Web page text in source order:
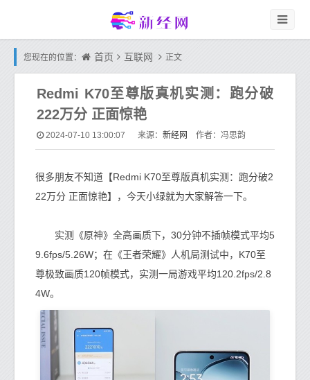
您现在的位置： 首页 互联网 正文
Redmi K70至尊版真机实测：跑分破
222万分 正面惊艳
2024-07-10 13:00:07 来源： 新经网 作者：冯思韵
很多朋友不知道【Redmi K70至尊版真机实测：跑分破2
22万分 正面惊艳】，今天小绿就为大家解答一下。
实测《原神》全高画质下，30分钟不插帧模式平均5
9.6fps/5.26W；在《王者荣耀》人机局测试中，K70至
尊极致画质120帧模式，实测一局游戏平均120.2fps/2.8
4W。